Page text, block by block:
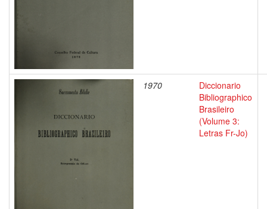
1970
Diccionario
Bibliographico
Brasileiro
(Volume 3:
Letras Fr-Jo)